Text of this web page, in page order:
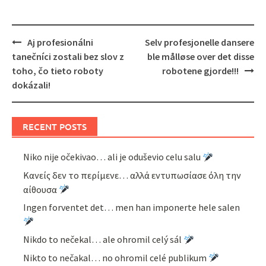
Post
navigation
Aj profesionálni
tanečníci zostali bez slov z
toho, čo tieto roboty
dokázali!
Selv profesjonelle dansere
ble målløse over det disse
robotene gjorde!!!
RECENT POSTS
Niko nije očekivao… ali je oduševio celu salu
Κανείς δεν το περίμενε… αλλά εντυπωσίασε όλη την
αίθουσα
Ingen forventet det… men han imponerte hele salen
Nikdo to nečekal… ale ohromil celý sál
Nikto to nečakal… no ohromil celé publikum